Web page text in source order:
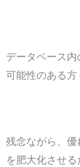
データベース
可能性のある
残念ながら、
を肥大化させ